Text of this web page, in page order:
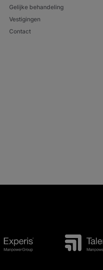
Gelijke behandeling
Vestigingen
Contact